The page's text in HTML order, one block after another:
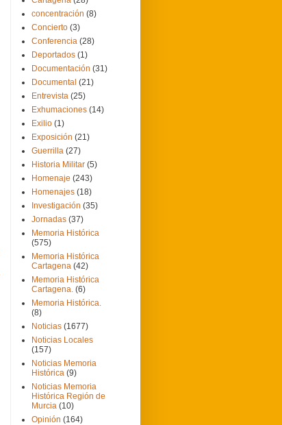
concentración (8)
Concierto (3)
Conferencia (28)
Deportados (1)
Documentación (31)
Documental (21)
Entrevista (25)
Exhumaciones (14)
Exilio (1)
Exposición (21)
Guerrilla (27)
Historia Militar (5)
Homenaje (243)
Homenajes (18)
Investigación (35)
Jornadas (37)
Memoria Histórica
(575)
Memoria Histórica
Cartagena (42)
Memoria Histórica
Cartagena. (6)
Memoria Histórica.
(8)
Noticias (1677)
Noticias Locales
(157)
Noticias Memoria
Histórica (9)
Noticias Memoria
Histórica Región de
Murcia (10)
Opinión (164)